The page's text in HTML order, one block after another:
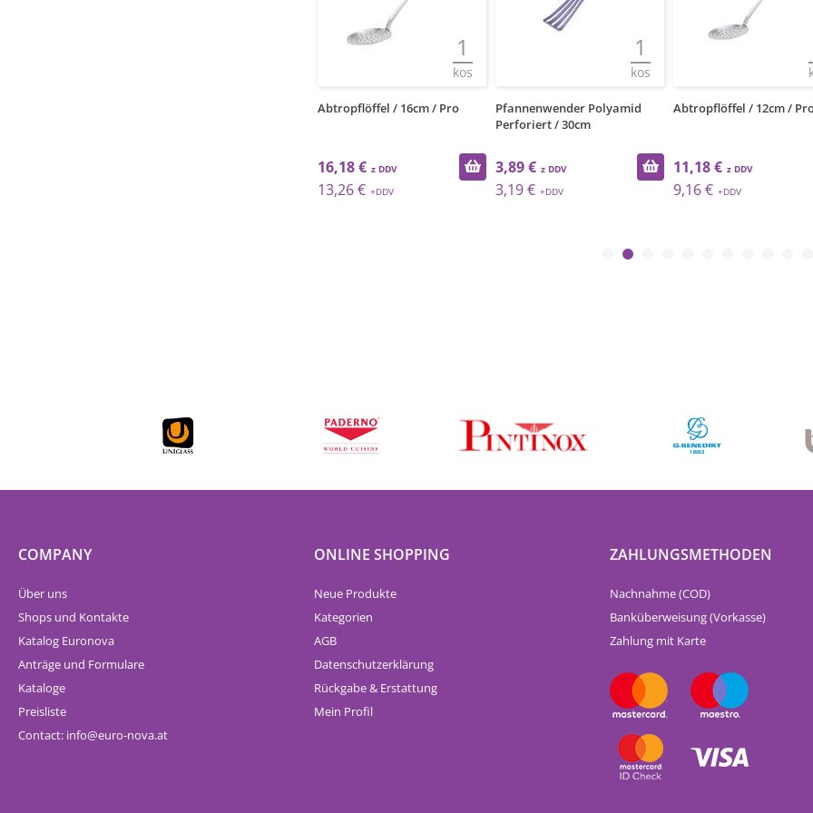
1
kos
Abtropflöffel / 16cm / Pro
16,18 €
13,26 €
1
kos
Pfannenwender Polyamid
Perforiert / 30cm
3,89 €
3,19 €
Abtropflöffel / 12cm /
11,18 €
9,16 €
COMPANY
Über uns
Shops und Kontakte
Katalog Euronova
Anträge und Formulare
Kataloge
Preisliste
Contact: info euro-nova.at
ONLINE SHOPPING
Neue Produkte
Kategorien
AGB
Datenschutzerklärung
Rückgabe & Erstattung
Mein Profil
ZAHLUNGSMETHODEN
Nachnahme (COD)
Banküberweisung (Vorkasse)
Zahlung mit Karte